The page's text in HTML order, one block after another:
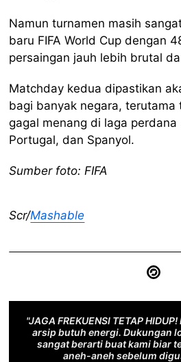
Namun turnamen masih
baru FIFA World Cup dengan
persaingan jauh lebih brutal
Matchday kedua dipastikan
bagi banyak negara,
gagal menang di laga perdana
Portugal, dan Spanyol.
Sumber foto: FIFA
Scr/Mashable
"JAGA FREKUENSI TETAP
arsip butuh energi. Dukungan
sangat berarti buat kami biar
aneh-aneh sebelum